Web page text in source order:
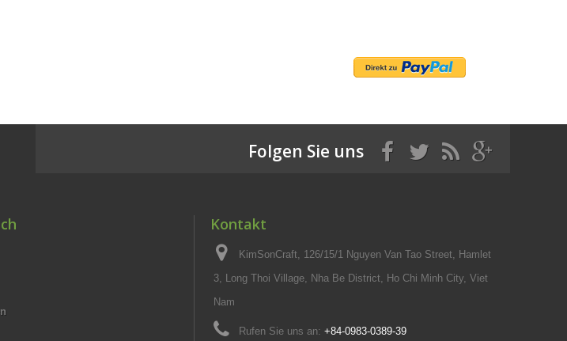
Folgen Sie uns
Kontakt
KimSonCraft, 126/15/1 Nguyen Van Tao Street, Hamlet
3, Long Thoi Village, Nha Be District, Ho Chi Minh City, Viet
Nam
Rufen Sie uns an: +84-0983-0389-39